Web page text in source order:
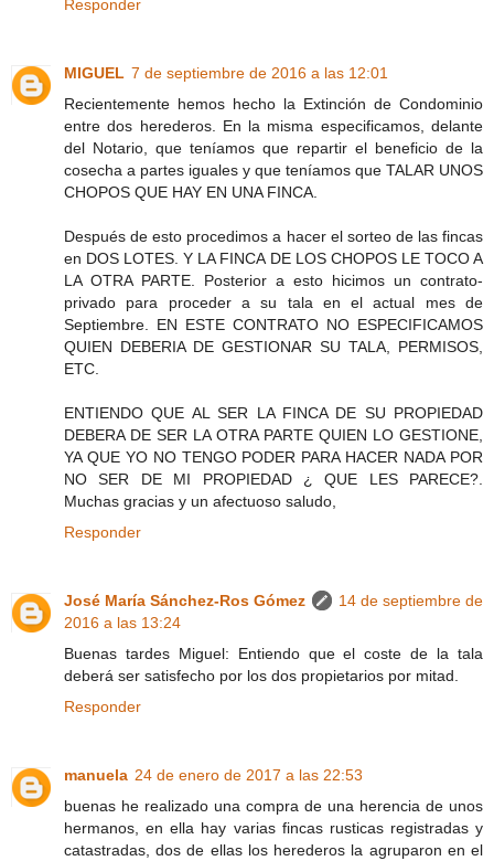
Responder
MIGUEL 7 de septiembre de 2016 a las 12:01
Recientemente hemos hecho la Extinción de Condominio
entre dos herederos. En la misma especificamos, delante
del Notario, que teníamos que repartir el beneficio de la
cosecha a partes iguales y que teníamos que TALAR UNOS
CHOPOS QUE HAY EN UNA FINCA.
Después de esto procedimos a hacer el sorteo de las fincas
en DOS LOTES. Y LA FINCA DE LOS CHOPOS LE TOCO A
LA OTRA PARTE. Posterior a esto hicimos un contrato-
privado para proceder a su tala en el actual mes de
Septiembre. EN ESTE CONTRATO NO ESPECIFICAMOS
QUIEN DEBERIA DE GESTIONAR SU TALA, PERMISOS,
ETC.
ENTIENDO QUE AL SER LA FINCA DE SU PROPIEDAD
DEBERA DE SER LA OTRA PARTE QUIEN LO GESTIONE,
YA QUE YO NO TENGO PODER PARA HACER NADA POR
NO SER DE MI PROPIEDAD ¿ QUE LES PARECE?.
Muchas gracias y un afectuoso saludo,
Responder
José María Sánchez-Ros Gómez
14 de septiembre de
2016 a las 13:24
Buenas tardes Miguel: Entiendo que el coste de la tala
deberá ser satisfecho por los dos propietarios por mitad.
Responder
manuela 24 de enero de 2017 a las 22:53
buenas he realizado una compra de una herencia de unos
hermanos, en ella hay varias fincas rusticas registradas y
catastradas, dos de ellas los herederos la agruparon en el